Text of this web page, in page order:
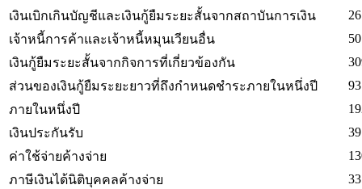
เงินเบิกเกินบัญชีและเงินกู้ยืมระยะสั้นจากสถาบันการเงิน
เจ้าหนี้การค้าและเจ้าหนี้หมุนเวียนอื่น
เงินกู้ยืมระยะสั้นจากกิจการที่เกี่ยวข้องกัน
ส่วนของเงินกู้ยืมระยะยาวที่ถึงกำหนดชำระภายในหนึ่งปี
ภายในหนึ่งปี
เงินประกันรับ
ค่าใช้จ่ายค้างจ่าย
ภาษีเงินได้นิติบุคคลค้างจ่าย